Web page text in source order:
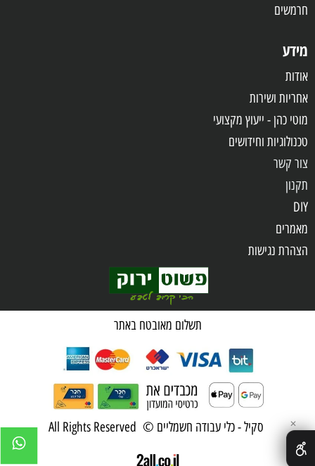
חרמשים
מידע
אודות
אחריות ושירות
מוטי כהן - ייעוץ מקצועי
טכנולוגיות וחידושים
צור קשר
תקנון
DIY
מאמרים
הצהרת נגישות
תשלום מאובטח באתר
סקיל - כלי עבודה חשמליים © All Rights Reserved ✕